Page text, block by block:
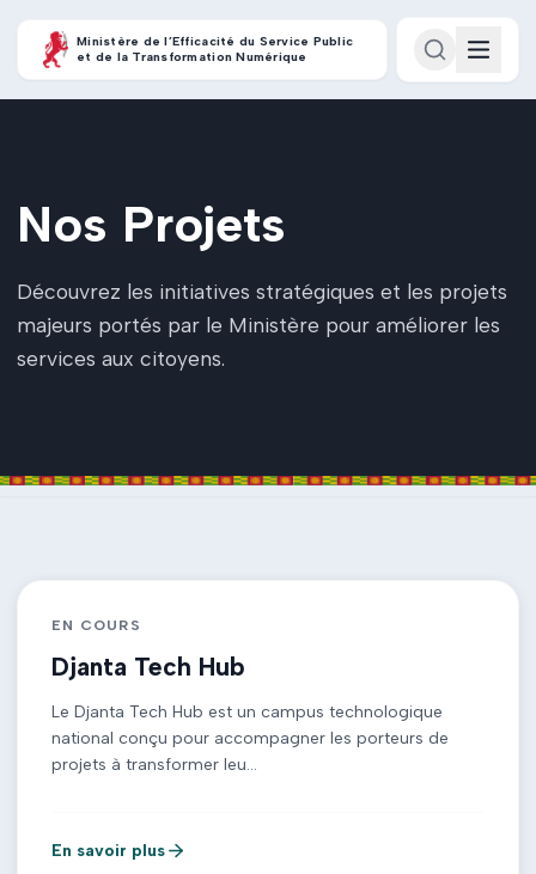
Ministère de l’Efficacité du Service Public
et de la Transformation Numérique
Nos Projets
Découvrez les initiatives stratégiques et les projets
majeurs portés par le Ministère pour améliorer les
services aux citoyens.
EN COURS
Djanta Tech Hub
Le Djanta Tech Hub est un campus technologique
national conçu pour accompagner les porteurs de
projets à transformer leu...
En savoir plus